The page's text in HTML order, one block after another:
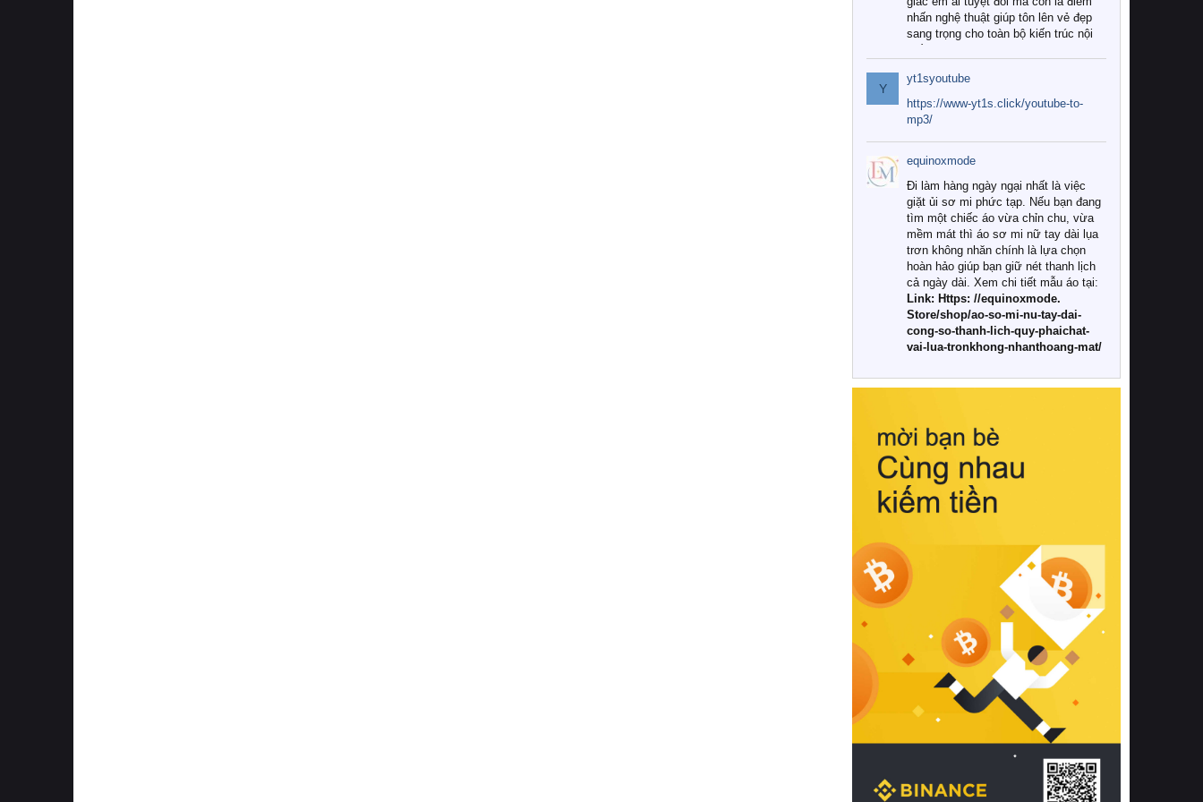
nhấn nghệ thuật giúp tôn lên vẻ đẹp
sang trọng cho toàn bộ kiến trúc nội
Tuy nhiên, giữa thị trường đa dạng
với vô vàn thương hiệu và mẫu mã
như hiện nay, làm thế nào để chọn
được những bộ chăn ga gối đệm cao
cấp thực sự chất lượng, phù hợp với
khí hậu và nhu cầu sử dụng của gia
đình? Hãy cùng chúng tôi đi tìm lời
giải đáp chi tiết qua bài viết dưới đây.
1. Tại sao các gia đình hiện đại lại ưa
chuộng chăn ga gối đệm cao cấp?
Khác với các dòng sản phẩm thông
thường, những bộ chăn ga gối đệm
cao cấp trải qua quy trình sản xuất
nghiêm ngặt từ khâu chọn lọc nguyên
liệu tự nhiên đến công nghệ dệt
nhuộm hiện đại không chứa hóa chất
này, bạn sẽ cảm nhận rõ rệt sự khác
hồi chuẩn xác của phần đệm nâng đỡ
cột sống.
Bên cạnh đó, việc lựa chọn các dòng
sản phẩm đạt chuẩn chất lượng quốc
tế còn giúp ngăn ngừa tình trạng kích
khuẩn và nấm mốc trong điều kiện
thời tiết nóng ẩm. Bạn có thể tìm hiểu
thêm các nghiên cứu khoa học về tác
động của giấc ngủ và môi trường
phòng ngủ đối với sức khỏe con
người tại Sleep Foundation (External
Link) để có cái nhìn toàn diện hơn.
2. Các tiêu chí vàng khi lựa chọn
chăn ga gối đệm cao cấp cho phòng
ngủ
Để sở hữu một bộ chăn ga gối đệm
cao cấp hoàn hảo cả về thẩm mỹ lẫn
công năng, người tiêu dùng cần cân
nhắc kỹ lưỡng các tiêu chí quan trọng
Y
yt1syoutube
https://www-yt1s.click/youtube-to-
mp3/
equinoxmode
Đi làm hàng ngày ngại nhất là việc
giặt ủi sơ mi phức tạp. Nếu bạn đang
tìm một chiếc áo vừa chỉn chu, vừa
mềm mát thì áo sơ mi nữ tay dài lụa
trơn không nhăn chính là lựa chọn
hoàn hảo giúp bạn giữ nét thanh lịch
cả ngày dài. Xem chi tiết mẫu áo tại:
Link: Https: //equinoxmode.
Store/shop/ao-so-mi-nu-tay-dai-
cong-so-thanh-lich-quy-phaichat-
vai-lua-tronkhong-nhanthoang-mat/